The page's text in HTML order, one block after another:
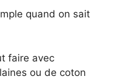
quand on sait
faire avec
ou de coton